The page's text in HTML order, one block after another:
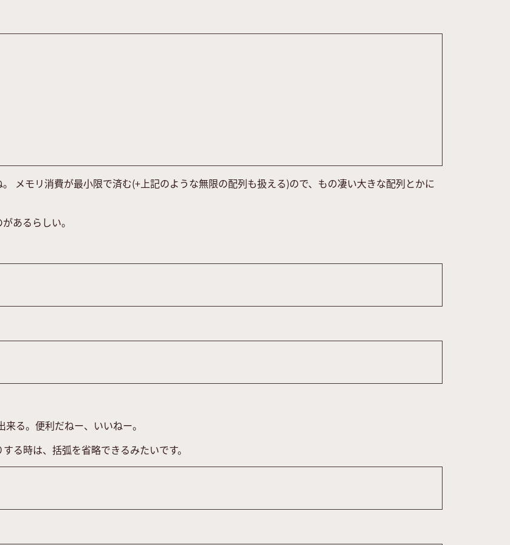
メモリ消費が最小限で済む(+上記のような無限の配列も扱える)ので、もの凄い大きな配列とかに
あるらしい。
る。便利だねー、いいねー。
る時は、括弧を省略できるみたいです。